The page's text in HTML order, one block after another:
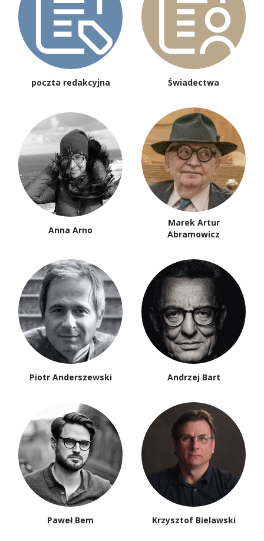
poczta redakcyjna Świadectwa
Anna Arno
Marek Artur
Abramowicz
Piotr Anderszewski Andrzej Bart
Paweł Bem Krzysztof Bielawski